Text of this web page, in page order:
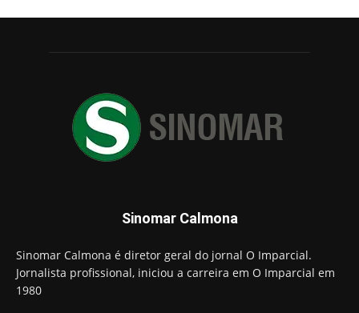
Sinomar Calmona
Sinomar Calmona é diretor geral do jornal O Imparcial.
Jornalista profissional, iniciou a carreira em O Imparcial em
1980